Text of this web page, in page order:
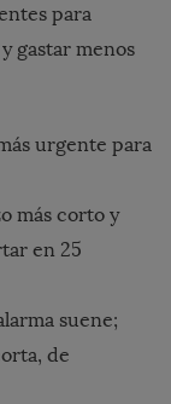
para
gastar menos
urgente para
más corto y
en 25
suene;
de